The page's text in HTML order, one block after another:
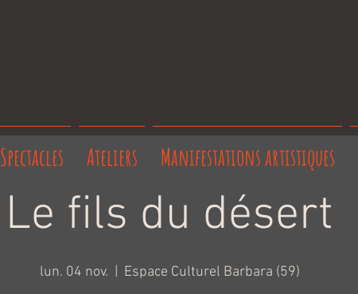
Le fils du désert
lun. 04 nov. Espace Culturel Barbara (59)
Spectacles Ateliers Manifestations artistiques